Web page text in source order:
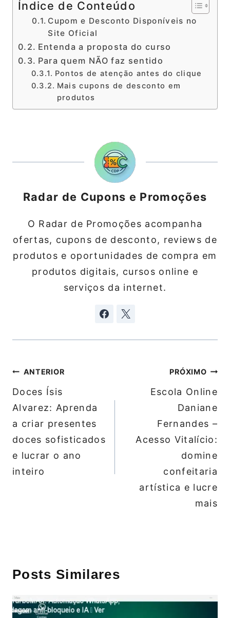
Índice de Conteúdo
Cupom e Desconto Disponíveis no
Site Oficial
Entenda a proposta do curso
Para quem NÃO faz sentido
Pontos de atenção antes do clique
Mais cupons de desconto em
produtos
Radar de Cupons e Promoções
O Radar de Promoções acompanha
ofertas, cupons de desconto, reviews de
produtos e oportunidades de compra em
produtos digitais, cursos online e
serviços da internet.
Navegação
de
Post
ANTERIOR
Doces Ísis
Alvarez: Aprenda
a criar presentes
doces sofisticados
e lucrar o ano
inteiro
PRÓXIMO
Escola Online
Daniane
Fernandes –
Acesso Vitalício:
domine
confeitaria
artística e lucre
mais
Posts Similares